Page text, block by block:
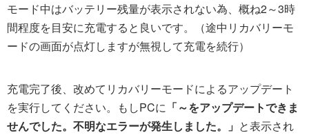
モード中はバッテリー残量が表示されない為、概ね2～3時
間程度を目安に充電すると良いです。（途中リカバリーモ
ードの画面が点灯しますが無視して充電を続行）
充電完了後、改めてリカバリーモードによるアップデート
を実行してください。もしPCに 「～をアップデートできま
せんでした。不明なエラーが発生しました。」 と表示され